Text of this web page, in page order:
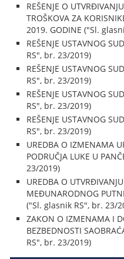
REŠENJE O
TROŠKOVA ZA
2019. GODINE ("Sl.
REŠENJE USTAVNOG
RS", br. 23/2019)
REŠENJE USTAVNOG
RS", br. 23/2019)
REŠENJE USTAVNOG
RS", br. 23/2019)
REŠENJE USTAVNOG
RS", br. 23/2019)
UREDBA O IZMENAMA
PODRUČJA LUKE U
23/2019)
UREDBA O
MEĐUNARODNOG
("Sl. glasnik RS", br. 23/
ZAKON O IZMENAMA I
BEZBEDNOSTI
RS", br. 23/2019)